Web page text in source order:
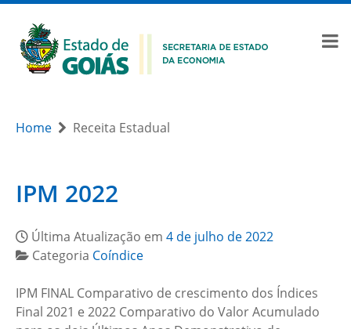
Home Receita Estadual
IPM 2022
Última Atualização em 4 de julho de 2022
Categoria Coíndice
IPM FINAL Comparativo de crescimento dos Índices
Final 2021 e 2022 Comparativo do Valor Acumulado